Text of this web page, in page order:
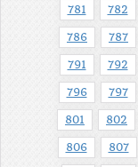
781 782
786 787
791 792
796 797
801 802
806 807